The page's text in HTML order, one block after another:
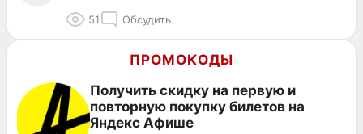
51 Обсудить
ПРОМОКОДЫ
Получить скидку на первую и
повторную покупку билетов на
Яндекс Афише